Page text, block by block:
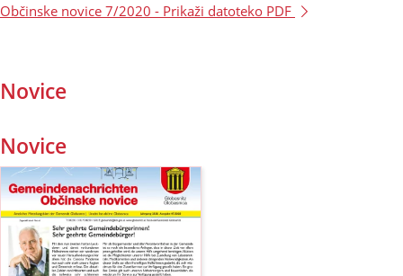
Občinske novice 7/2020 - Prikaži datoteko PDF
Novice
Novice